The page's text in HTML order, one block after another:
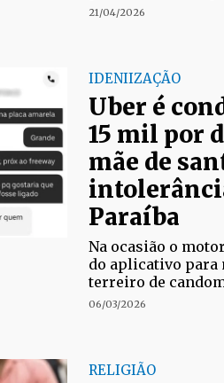
21/04/2026
IDENIIZAÇÃO
Uber é
15 mil por
mãe de
Paraíba
Na ocasião o
do aplicativo para
terreiro de
06/03/2026
RELIGIÃO